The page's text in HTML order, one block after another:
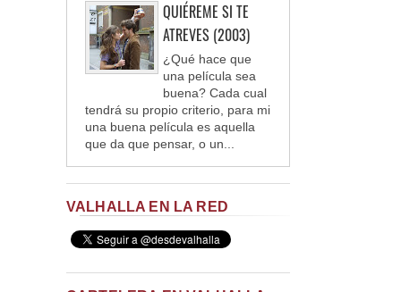
QUIÉREME SI TE
ATREVES (2003)
¿Qué hace que
una película sea
buena? Cada cual
tendrá su propio criterio, para mi
una buena película es aquella
que da que pensar, o un...
VALHALLA EN LA RED